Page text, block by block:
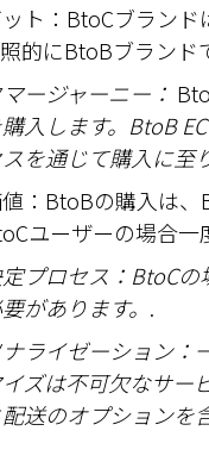
ト：BtoCブラン
的にBtoBブランド
ージャーニー：
入します。 BtoB EC
を通じて購入に至
：BtoBの購入は
ユーザーの場合一
プロセス： BtoCの
があります。 .
ライゼーション：
ズは不可欠なサー
送のオプションを